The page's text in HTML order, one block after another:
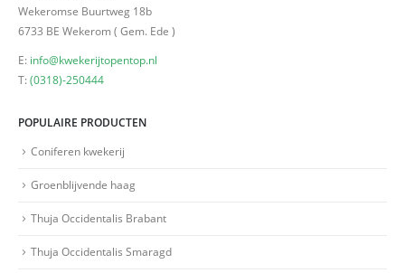
Wekeromse Buurtweg 18b
6733 BE Wekerom ( Gem. Ede )
E: info@kwekerijtopentop.nl
T:(0318)-250444
POPULAIRE PRODUCTEN
Coniferen kwekerij
Groenblijvende haag
Thuja Occidentalis Brabant
Thuja Occidentalis Smaragd